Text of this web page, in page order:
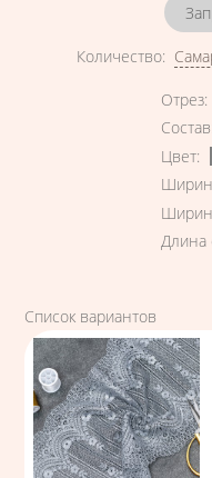
Количество:
Отрез:
Состав
Цвет:
Длина
Список вариантов